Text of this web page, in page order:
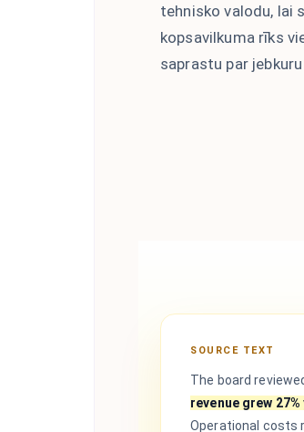
tehnisko valodu, lai
kopsavilkuma rīks
saprastu par
SOURCE TEXT
The board
revenue grew
Operational costs